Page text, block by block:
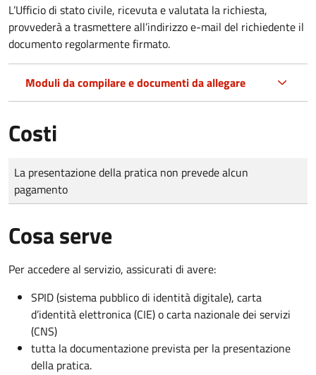
L’Ufficio di stato civile, ricevuta e valutata la richiesta,
provvederà a trasmettere all’indirizzo e-mail del richiedente il
documento regolarmente firmato.
Moduli da compilare e documenti da allegare
Costi
Tipo di pagamento
Importo
La presentazione della pratica non prevede alcun
pagamento
Cosa serve
Per accedere al servizio, assicurati di avere:
SPID (sistema pubblico di identità digitale), carta
d’identità elettronica (CIE) o carta nazionale dei servizi
(CNS)
tutta la documentazione prevista per la presentazione
della pratica.